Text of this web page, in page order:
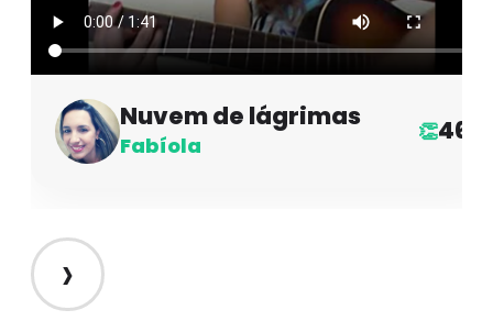
Nuvem de lágrimas
Fabíola
👏46
›